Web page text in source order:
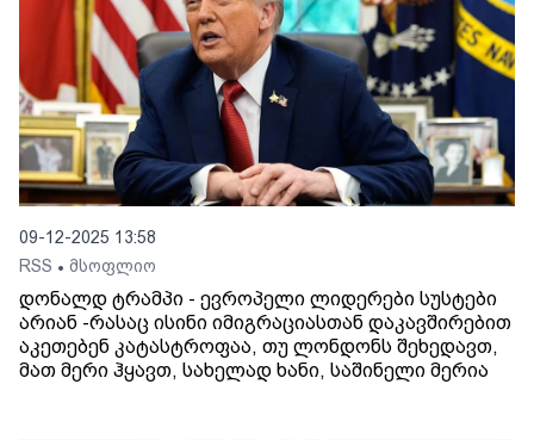
09-12-2025 13:58
RSS • მსოფლიო
დონალდ ტრამპი - ევროპელი ლიდერები სუსტები
არიან -რასაც ისინი იმიგრაციასთან დაკავშირებით
აკეთებენ კატასტროფაა, თუ ლონდონს შეხედავთ,
მათ მერი ჰყავთ, სახელად ხანი, საშინელი მერია